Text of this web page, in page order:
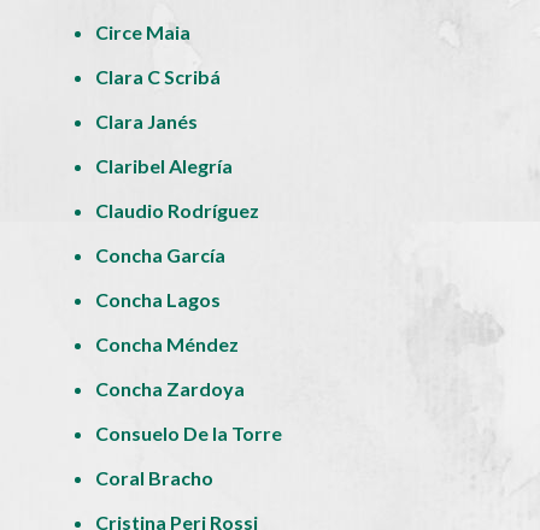
Circe Maia
Clara C Scribá
Clara Janés
Claribel Alegría
Claudio Rodríguez
Concha García
Concha Lagos
Concha Méndez
Concha Zardoya
Consuelo De la Torre
Coral Bracho
Cristina Peri Rossi